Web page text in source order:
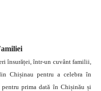
însurăței, într-un cuvânt familii,
Chișinau pentru a celebra în
pentru prima dată în Chișinău și